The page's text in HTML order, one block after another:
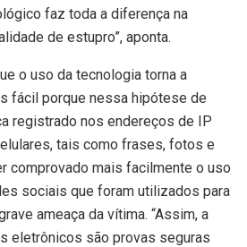
faz toda a diferença na
de estupro”, aponta.
o uso da tecnologia torna a
fácil porque nessa hipótese de
registrado nos endereços de IP
tais como frases, fotos e
comprovado mais facilmente o uso
sociais que foram utilizados para
ameaça da vítima. “Assim, a
eletrônicos são provas seguras